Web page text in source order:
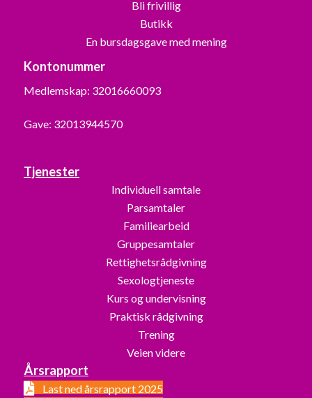
Bli frivillig
Butikk
En bursdagsgave med mening
Kontonummer
Medlemskap: 32016660093
Gave: 32013944570
Tjenester
Individuell samtale
Parsamtaler
Familiearbeid
Gruppesamtaler
Rettighetsrådgivning
Sexologtjeneste
Kurs og undervisning
Praktisk rådgivning
Trening
Veien videre
Årsrapport
Last ned årsrapport 2025